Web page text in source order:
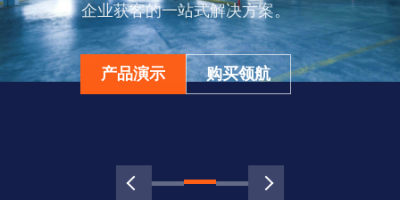
企业获客的一站式解决方案。
产品演示 购买领航